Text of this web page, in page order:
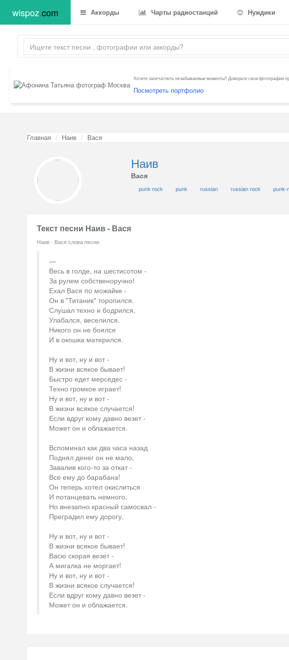
wispoz.com Аккорды Чарты радиостанций Нуждики
Хотите запечатлеть незабываемые моменты? Доверьте свои фотографии
Посмотреть портфолио
Главная Наив Вася
Наив
Вася
punk rock punk russian russian rock punk-
Текст песни Наив - Вася
Наив - Вася слова песни
Весь в голде, на шестисотом -
За рулем собственоручно!
Ехал Вася по можайке -
Он в "Титаник" торопился.
Слушал техно и бодрился,
Улабался, веселился.
Никого он не боялся
И в окошка матерился.
Ну и вот, ну и вот -
В жизни всякое бывает!
Быстро едет мерседес -
Техно громкое играет!
Ну и вот, ну и вот -
В жизни всякое случается!
Если вдруг кому давно везет -
Может он и облажается.
Вспоминал как два часа назад
Поднял денег он не мало,
Завалив кого-то за откат -
Все ему до барабана!
Он теперь хотел окислиться
И потанцевать немного.
Но внезапно красный самосвал -
Преградил ему дорогу.
Ну и вот, ну и вот -
В жизни всякое бывает!
Васю скорая везет -
А мигалка не моргает!
Ну и вот, ну и вот -
В жизни всякое случается!
Если вдруг кому давно везет -
Может он и облажается.